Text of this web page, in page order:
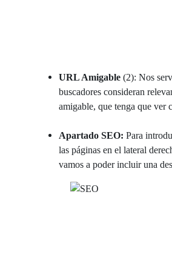
URL Amigable (2): Nos
buscadores consideran
amigable, que tenga que ver
Apartado SEO:Para
las páginas en el lateral
vamos a poder incluir una